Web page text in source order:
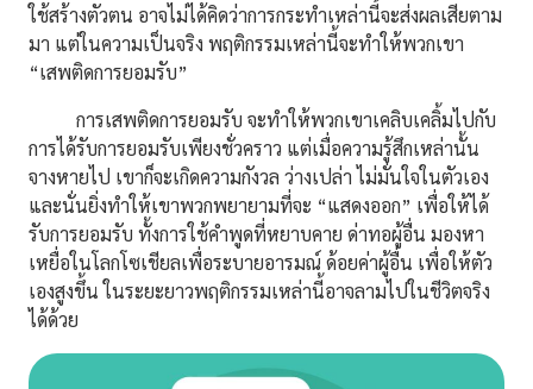
ใช้สร้างตัวตน อาจไม่ได้คิดว่าการกระทำเหล่านี้จะส่งผลเสียตาม
มา แต่ในความเป็นจริง พฤติกรรมเหล่านี้จะทำให้พวกเขา
“เสพติดการยอมรับ”
การเสพติดการยอมรับ จะทำให้พวกเขาเคลิบเคลิ้มไปกับ
การได้รับการยอมรับเพียงชั่วคราว แต่เมื่อความรู้สึกเหล่านั้น
จางหายไป เขาก็จะเกิดความกังวล ว่างเปล่า ไม่มั่นใจในตัวเอง
และนั่นยิ่งทำให้เขาพวกพยายามที่จะ “แสดงออก” เพื่อให้ได้
รับการยอมรับ ทั้งการใช้คำพูดที่หยาบคาย ด่าทอผู้อื่น มองหา
เหยื่อในโลกโซเชียลเพื่อระบายอารมณ์ ด้อยค่าผู้อื่น เพื่อให้ตัว
เองสูงขึ้น ในระยะยาวพฤติกรรมเหล่านี้อาจลามไปในชีวิตจริง
ได้ด้วย